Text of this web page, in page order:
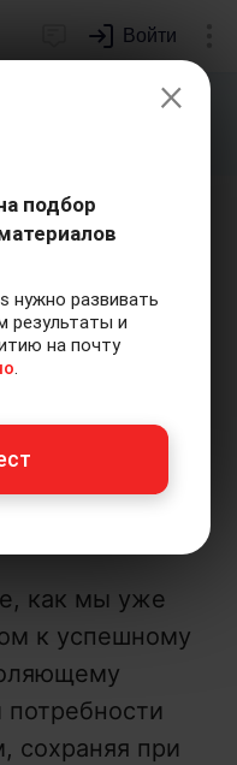
Войти
план
как мы уже
к успешному
сохраняя при
×
подбор
нужно развивать
результаты и
на почту